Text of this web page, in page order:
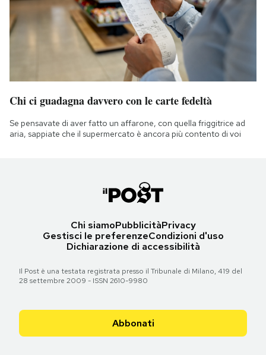
Chi ci guadagna davvero con le carte fedeltà
Se pensavate di aver fatto un affarone, con quella friggitrice ad
aria, sappiate che il supermercato è ancora più contento di voi
Chi siamoPubblicitàPrivacy
Gestisci le preferenzeCondizioni d'uso
Dichiarazione di accessibilità
Il Post è una testata registrata presso il Tribunale di Milano, 419 del
28 settembre 2009 - ISSN 2610-9980
Abbonati